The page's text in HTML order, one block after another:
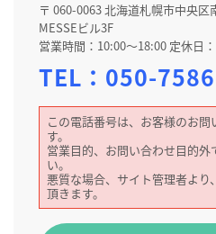
〒 060-0063 北海道札幌市中央区
MESSEビル3F
営業時間：10:00～18:00 定休日
TEL： 050-
この電話番号は、お客様のお
す。
営業目的、お問い合わせ目的外
い。
悪質な場合、サイト管理者より
頂きます。